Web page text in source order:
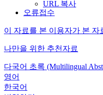
URL 복사
오류접수
이 자료를 본 이용자가 본 자
나만을 위한 추천자료
다국어 초록 (Multilingual
영어
한국어